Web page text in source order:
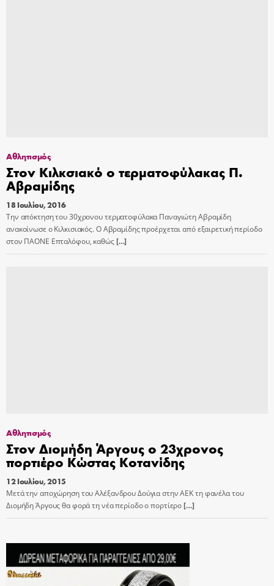
Αθλητισμός
Στον Κιλκσιακό ο τερματοφύλακας Π.
Αβραμίδης
18 Ιουλίου, 2016
Την απόκτηση του 30χρονου τερματοφύλακα Παναγιώτη Αβραμίδη
ανακοίνωσε ο Κιλκισιακός. Ο Αβραμίδης προέρχεται από εξαιρετική περίοδο
στον ΠΑΟΝΕ Επταλόφου, καθώς[…]
Αθλητισμός
Στον Διομήδη Άργους ο 23χρονος
πορτιέρο Κώστας Κοτανίδης
12 Ιουλίου, 2015
Μετά την αποχώρηση του Αλέξανδρου Δούγια στην ΑΕΚ τη φανέλα του
Διομήδη Άργους θα φορά τη νέα περίοδο ο πορτίερο[…]